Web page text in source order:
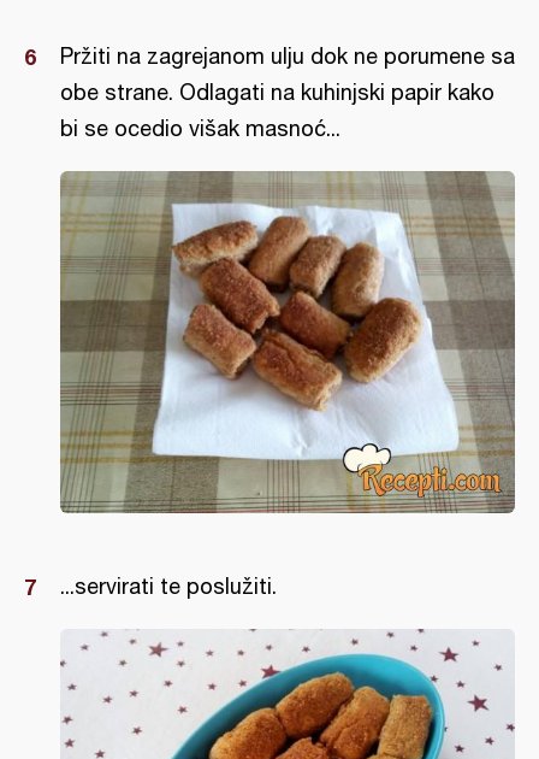
Pržiti na zagrejanom ulju dok ne porumene sa
obe strane. Odlagati na kuhinjski papir kako
bi se ocedio višak masnoć...
...servirati te poslužiti.